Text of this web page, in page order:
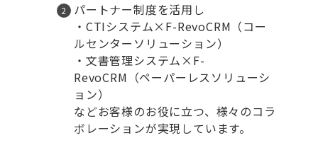
パートナー制度を活用し​
・CTIシステム×F-RevoCRM（コー
ルセンターソリューション）​
・文書管理システム×F-
RevoCRM（ペーパーレスソリューシ
ョン）​
などお客様のお役に立つ、様々のコラ
ボレーションが実現しています。​